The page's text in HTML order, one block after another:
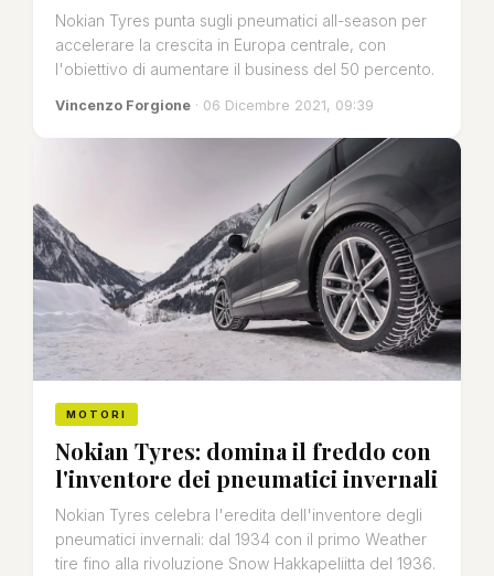
Nokian Tyres punta sugli pneumatici all-season per
accelerare la crescita in Europa centrale, con
l'obiettivo di aumentare il business del 50 percento.
Vincenzo Forgione · 06 Dicembre 2021, 09:39
MOTORI
Nokian Tyres: domina il freddo con
l'inventore dei pneumatici invernali
Nokian Tyres celebra l'eredita dell'inventore degli
pneumatici invernali: dal 1934 con il primo Weather
tire fino alla rivoluzione Snow Hakkapeliitta del 1936.